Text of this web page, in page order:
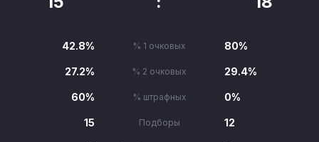
42.8% % 1 очковых 80%
27.2% % 2 очковых 29.4%
60% % штрафных 0%
15 Подборы 12